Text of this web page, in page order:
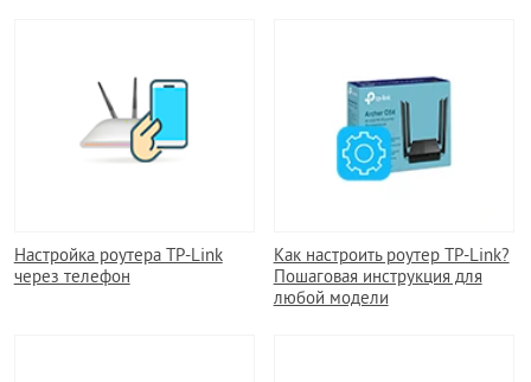
Настройка роутера TP-Link
через телефон
Как настроить роутер TP-Link?
Пошаговая инструкция для
любой модели